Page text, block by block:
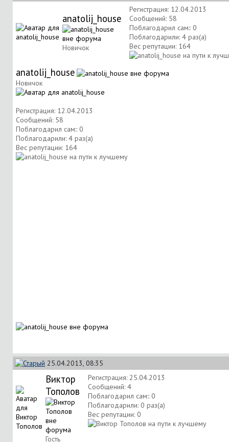
anatolij_house
Новичок
Регистрация: 12.04.2013
Сообщений: 58
Поблагодарил сам:: 0
Поблагодарили: 4 раз(а)
Вес репутации: 164
anatolij_house
Новичок
Регистрация: 12.04.2013
Сообщений: 58
Поблагодарил сам:: 0
Поблагодарили: 4 раз(а)
Вес репутации: 164
25.04.2013, 08:35
Виктор
Тополов
Гость
Регистрация: 25.04.2013
Сообщений: 4
Поблагодарил сам:: 0
Поблагодарили: 0 раз(а)
Вес репутации: 0